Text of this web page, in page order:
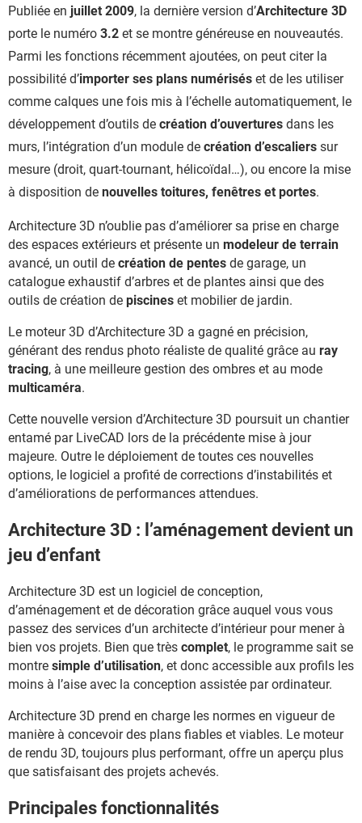
Publiée en juillet 2009, la dernière version d’Architecture 3D
porte le numéro 3.2 et se montre généreuse en nouveautés.
Parmi les fonctions récemment ajoutées, on peut citer la
possibilité d’importer ses plans numérisés et de les utiliser
comme calques une fois mis à l’échelle automatiquement, le
développement d’outils de création d’ouvertures dans les
murs, l’intégration d’un module de création d’escaliers sur
mesure (droit, quart-tournant, hélicoïdal…), ou encore la mise
à disposition de nouvelles toitures, fenêtres et portes.
Architecture 3D n’oublie pas d’améliorer sa prise en charge
des espaces extérieurs et présente un modeleur de terrain
avancé, un outil de création de pentes de garage, un
catalogue exhaustif d’arbres et de plantes ainsi que des
outils de création de piscines et mobilier de jardin.
Le moteur 3D d’Architecture 3D a gagné en précision,
générant des rendus photo réaliste de qualité grâce au ray
tracing, à une meilleure gestion des ombres et au mode
multicaméra.
Cette nouvelle version d’Architecture 3D poursuit un chantier
entamé par LiveCAD lors de la précédente mise à jour
majeure. Outre le déploiement de toutes ces nouvelles
options, le logiciel a profité de corrections d’instabilités et
d’améliorations de performances attendues.
Architecture 3D : l’aménagement devient un
jeu d’enfant
Architecture 3D est un logiciel de conception,
d’aménagement et de décoration grâce auquel vous vous
passez des services d’un architecte d’intérieur pour mener à
bien vos projets. Bien que très complet, le programme sait se
montre simple d’utilisation, et donc accessible aux profils les
moins à l’aise avec la conception assistée par ordinateur.
Architecture 3D prend en charge les normes en vigueur de
manière à concevoir des plans fiables et viables. Le moteur
de rendu 3D, toujours plus performant, offre un aperçu plus
que satisfaisant des projets achevés.
Principales fonctionnalités